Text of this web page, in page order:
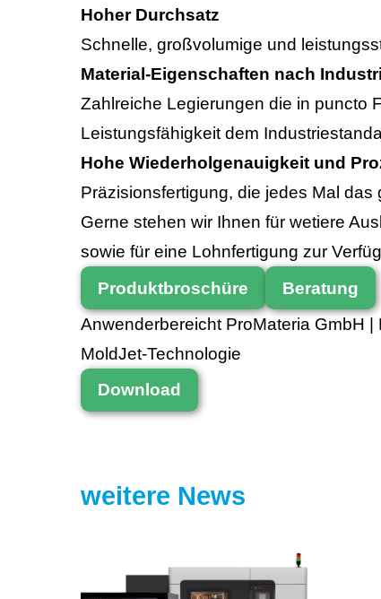
Hoher Durchsatz
Schnelle, großvolumige und
Material-Eigenschaften nach
Zahlreiche Legierungen die in puncto
Leistungsfähigkeit dem
Hohe Wiederholgenauigkeit und
Präzisionsfertigung, die jedes Mal
Gerne stehen wir Ihnen für wetiere
sowie für eine Lohnfertigung zur
Produktbroschüre
Beratung
Anwenderbereicht ProMateria GmbH
MoldJet-Technologie
Download
weitere News